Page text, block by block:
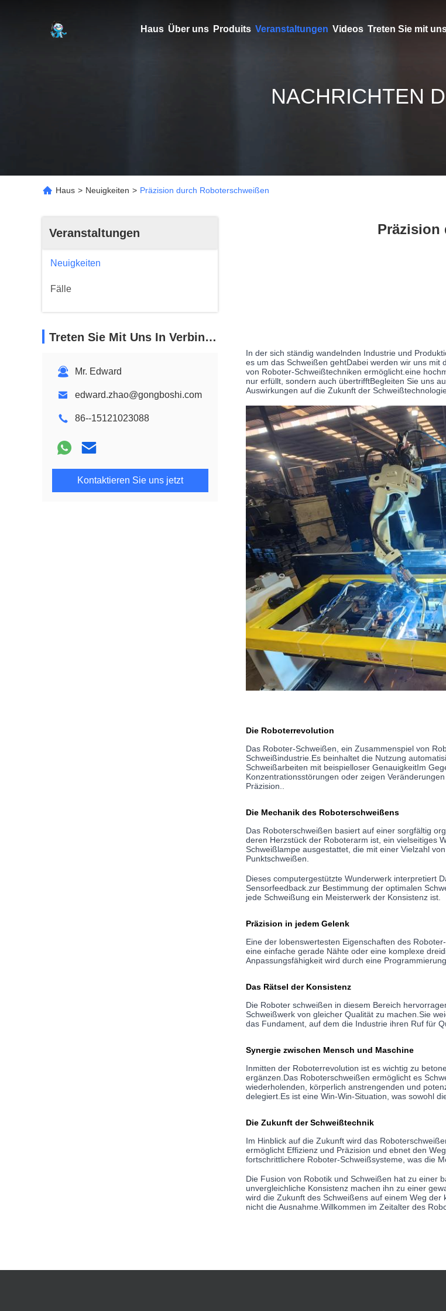
Haus Über uns Produits Veranstaltungen Videos Treten Sie mit
NACHRICHTEN
Haus > Neuigkeiten > Präzision durch Roboterschweißen
Veranstaltungen
Neuigkeiten
Fälle
Treten Sie Mit Uns In Verbindung
Mr. Edward
edward.zhao@gongboshi.com
86--15121023088
Kontaktieren Sie uns jetzt
Präzision
In der sich ständig wandelnden Industrie und
es um das Schweißen gehtDabei werden wir uns mit
von Roboter-Schweißtechniken ermöglicht.eine
nur erfüllt, sondern auch übertrifftBegleiten Sie uns
Auswirkungen auf die Zukunft der
Die Roboterrevolution
Das Roboter-Schweißen, ein Zusammenspiel von
Schweißindustrie.Es beinhaltet die Nutzung
Schweißarbeiten mit beispielloser GenauigkeitIm
Konzentrationsstörungen oder zeigen
Präzision..
Die Mechanik des Roboterschweißens
Das Roboterschweißen basiert auf einer sorgfältig
deren Herzstück der Roboterarm ist, ein vielseitiges
Schweißlampe ausgestattet, die mit einer Vielzahl
Punktschweißen.
Dieses computergestützte Wunderwerk interpretiert
Sensorfeedback.zur Bestimmung der optimalen
jede Schweißung ein Meisterwerk der Konsistenz ist.
Präzision in jedem Gelenk
Eine der lobenswertesten Eigenschaften des
eine einfache gerade Nähte oder eine komplexe
Anpassungsfähigkeit wird durch eine
Das Rätsel der Konsistenz
Die Roboter schweißen in diesem Bereich
Schweißwerk von gleicher Qualität zu machen.Sie
das Fundament, auf dem die Industrie ihren Ruf für
Synergie zwischen Mensch und Maschine
Inmitten der Roboterrevolution ist es wichtig zu
ergänzen.Das Roboterschweißen ermöglicht es
wiederholenden, körperlich anstrengenden und
delegiert.Es ist eine Win-Win-Situation, was sowohl
Die Zukunft der Schweißtechnik
Im Hinblick auf die Zukunft wird das
ermöglicht Effizienz und Präzision und ebnet den
fortschrittlichere Roboter-Schweißsysteme, was die
Die Fusion von Robotik und Schweißen hat zu einer
unvergleichliche Konsistenz machen ihn zu einer
wird die Zukunft des Schweißens auf einem Weg der
nicht die Ausnahme.Willkommen im Zeitalter des